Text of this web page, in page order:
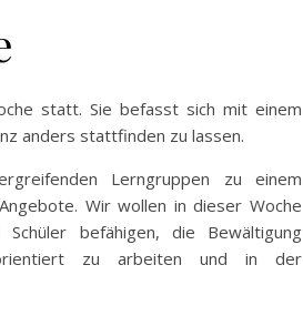
statt. Sie befasst sich mit einem
anders stattfinden zu lassen.
Lerngruppen zu einem
Wir wollen in dieser Woche
befähigen, die Bewältigung
zu arbeiten und in der